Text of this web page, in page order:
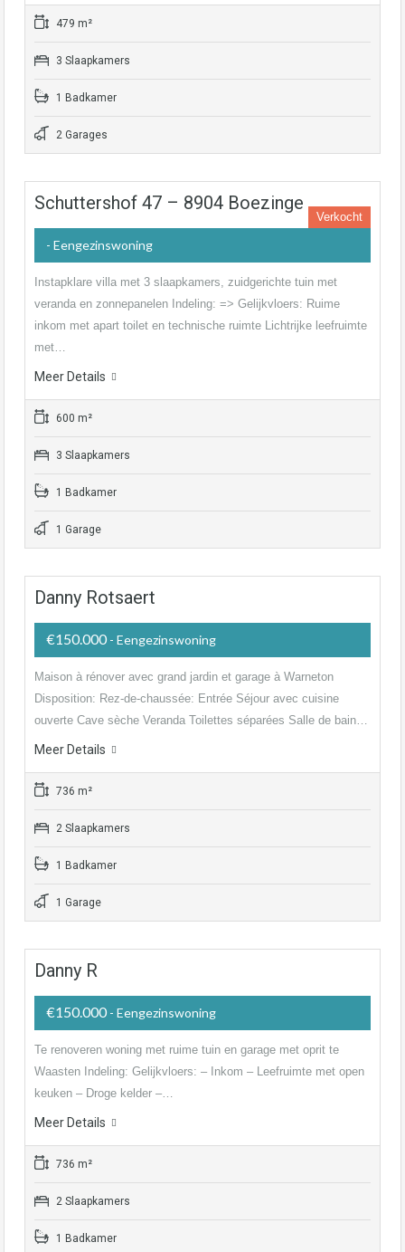
479 m²
3 Slaapkamers
1 Badkamer
2 Garages
Schuttershof 47 – 8904 Boezinge
Verkocht
- Eengezinswoning
Instapklare villa met 3 slaapkamers, zuidgerichte tuin met
veranda en zonnepanelen Indeling: => Gelijkvloers: Ruime
inkom met apart toilet en technische ruimte Lichtrijke leefruimte
met…
Meer Details
600 m²
3 Slaapkamers
1 Badkamer
1 Garage
Danny Rotsaert
€150.000- Eengezinswoning
Maison à rénover avec grand jardin et garage à Warneton
Disposition: Rez-de-chaussée: Entrée Séjour avec cuisine
ouverte Cave sèche Veranda Toilettes séparées Salle de bain…
Meer Details
736 m²
2 Slaapkamers
1 Badkamer
1 Garage
Danny R
€150.000- Eengezinswoning
Te renoveren woning met ruime tuin en garage met oprit te
Waasten Indeling: Gelijkvloers: – Inkom – Leefruimte met open
keuken – Droge kelder –…
Meer Details
736 m²
2 Slaapkamers
1 Badkamer